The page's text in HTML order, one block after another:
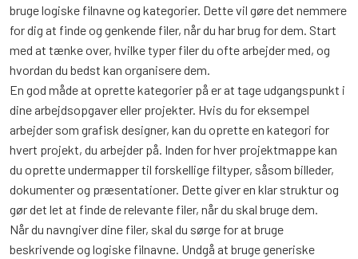
bruge logiske filnavne og kategorier. Dette vil gøre det nemmere
for dig at finde og genkende filer, når du har brug for dem. Start
med at tænke over, hvilke typer filer du ofte arbejder med, og
hvordan du bedst kan organisere dem.
En god måde at oprette kategorier på er at tage udgangspunkt i
dine arbejdsopgaver eller projekter. Hvis du for eksempel
arbejder som grafisk designer, kan du oprette en kategori for
hvert projekt, du arbejder på. Inden for hver projektmappe kan
du oprette undermapper til forskellige filtyper, såsom billeder,
dokumenter og præsentationer. Dette giver en klar struktur og
gør det let at finde de relevante filer, når du skal bruge dem.
Når du navngiver dine filer, skal du sørge for at bruge
beskrivende og logiske filnavne. Undgå at bruge generiske